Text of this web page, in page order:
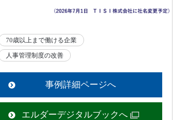
70歳以上まで働ける企業
人事管理制度の改善
事例詳細ページへ
エルダーデジタルブックへ